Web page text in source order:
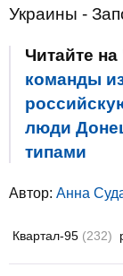
Украины -
Читайте
команды
люди
типами
Автор: Анна
Квартал-95 (232)